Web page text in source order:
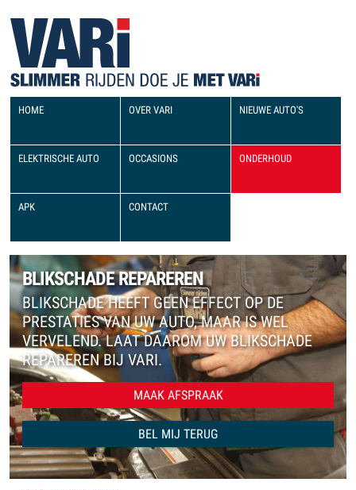
BLIKSCHADE REPAREREN
BLIKSCHADE HEEFT GEEN EFFECT OP DE
PRESTATIES VAN UW AUTO, MAAR IS WEL
VERVELEND. LAAT DAAROM UW BLIKSCHADE
REPAREREN BIJ VARI.
MAAK AFSPRAAK
Dit veld s.v.p. niet invullen
BEL MIJ TERUG
HOME OVER VARI NIEUWE AUTO'S
ELEKTRISCHE AUTO OCCASIONS ONDERHOUD
APK CONTACT